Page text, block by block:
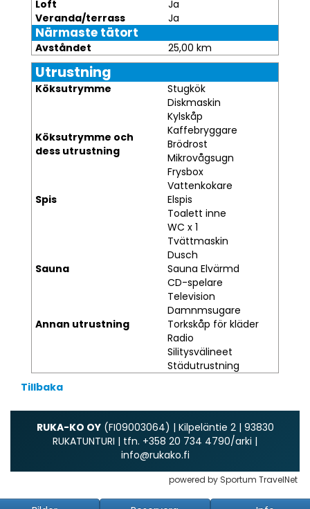
Loft
Ja
Veranda/terrass
Ja
Närmaste tätort
Avståndet 25,00 km
Utrustning
Köksutrymme Stugkök
Köksutrymme och
dess utrustning
Diskmaskin
Kylskåp
Kaffebryggare
Brödrost
Mikrovågsugn
Frysbox
Vattenkokare
Spis
Elspis
Toalett inne
WC x 1
Tvättmaskin
Dusch
Sauna
Sauna Elvärmd
Annan utrustning
CD-spelare
Television
Damnmsugare
Torkskåp för kläder
Radio
Silitysvälineet
Städutrustning
Tillbaka
RUKA-KO OY(FI09003064) | Kilpeläntie 2 | 93830
RUKATUNTURI | tfn. +358 20 734 4790/arki |
info@rukako.fi
powered by Sportum TravelNet